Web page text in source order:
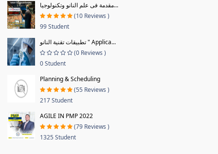
مقدمة فى علم النانو وتكنولوجيا...
(10 Reviews )
99 Student
تطبيقات تقنية النانو " Applica...
(0 Reviews )
0 Student
Planning & Scheduling
(55 Reviews )
217 Student
AGILE IN PMP 2022
(79 Reviews )
1325 Student